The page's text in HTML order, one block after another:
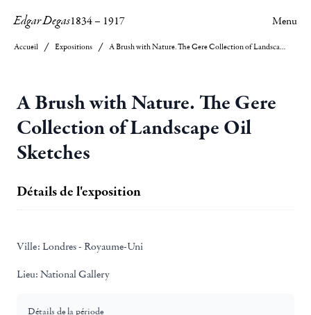
Edgar Degas1834– 1917 Menu
Accueil Expositions A Brush with Nature. The Gere Collection of Landscape Oil Sketches
A Brush with Nature. The Gere
Collection of Landscape Oil
Sketches
Détails de l'exposition
Ville: Londres - Royaume-Uni
Lieu: National Gallery
Détails de la période